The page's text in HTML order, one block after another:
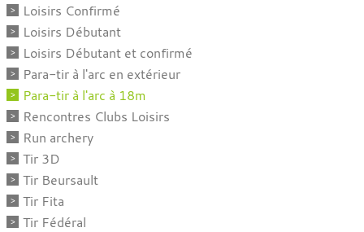
Loisirs Confirmé
Loisirs Débutant
Loisirs Débutant et confirmé
Para-tir à l'arc en extérieur
Para-tir à l'arc à 18m
Rencontres Clubs Loisirs
Run archery
Tir 3D
Tir Beursault
Tir Fita
Tir Fédéral